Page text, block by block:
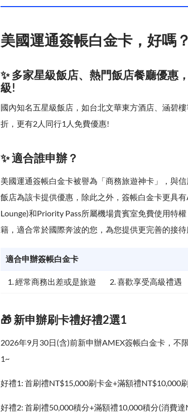
美國運通簽帳白金卡，好嗎？
✨ 多家星級飯店、熱門飯店餐廳優惠
級!
國內知名五星級飯店，如台北文華東方酒店、涵碧
折，更有2人同行1人免費優惠!
✨ 適合誰申辦？
美國運通簽帳白金卡被譽為「商務旅遊神卡」，與
飯店為該卡提供優惠，除此之外，簽帳白金卡更具
Lounge)和Priority Pass所屬機場貴賓室免費使用特
籍，適合常於國際奔波的您，為您提供更完善的接待
適合申辦簽帳白金卡
1. 經常商務出差或是旅遊 2. 喜歡享受高級禮遇
🎁 新申辦刷卡禮好禮2選1
2026年9月30日(含)前新申辦AMEX簽帳白金卡，不
1~
好禮1: 首刷禮NT$15,000刷卡金+滿額禮NT$10,000
好禮2: 首刷禮50,000積分+滿額禮10,000積分(消費達